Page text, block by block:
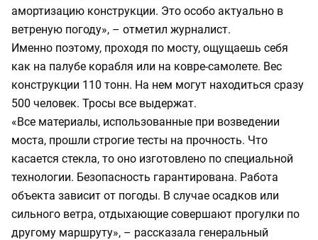
амортизацию конструкции. Это особо актуально в
ветреную погоду», – отметил журналист.
Именно поэтому, проходя по мосту, ощущаешь себя
как на палубе корабля или на ковре-самолете. Вес
конструкции 110 тонн. На нем могут находиться сразу
500 человек. Тросы все выдержат.
«Все материалы, использованные при возведении
моста, прошли строгие тесты на прочность. Что
касается стекла, то оно изготовлено по специальной
технологии. Безопасность гарантирована. Работа
объекта зависит от погоды. В случае осадков или
сильного ветра, отдыхающие совершают прогулки по
другому маршруту», – рассказала генеральный